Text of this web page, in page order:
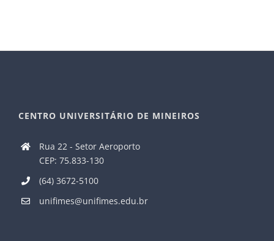
CENTRO UNIVERSITÁRIO DE MINEIROS
Rua 22 - Setor Aeroporto
CEP: 75.833-130
(64) 3672-5100
unifimes@unifimes.edu.br